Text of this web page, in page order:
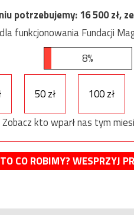
potrzebujemy:16 500zł,
funkcjonowania Fundacji
8%
50 zł 100 zł
Zobacz kto wparł nas tym
CO ROBIMY? WESPRZYJ